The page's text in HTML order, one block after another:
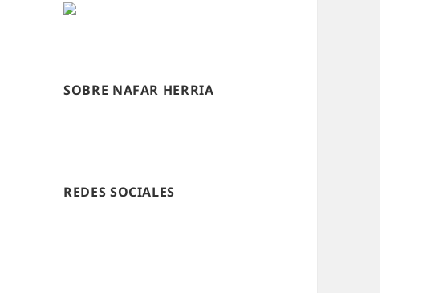
SOBRE NAFAR HERRIA
REDES SOCIALES